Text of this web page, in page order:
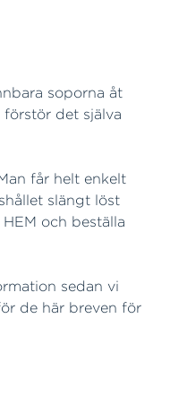
soporna åt
det själva
får helt enkelt
slängt löst
och beställa
sedan vi
de här breven för